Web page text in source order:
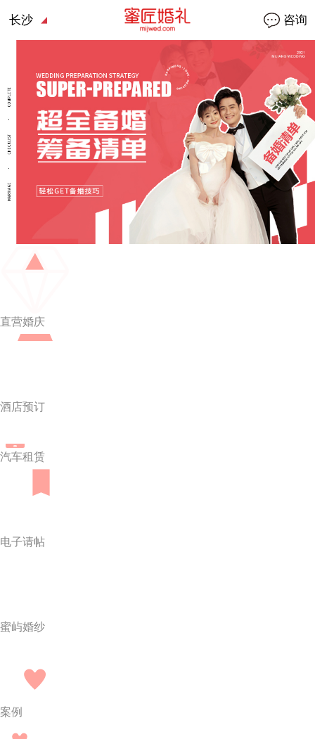
长沙 咨询
直营婚庆
酒店预订
汽车租赁
电子请帖
蜜屿婚纱
案例